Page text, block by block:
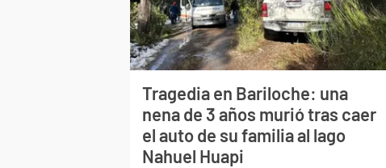
Tragedia en Bariloche: una
nena de 3 años murió tras caer
el auto de su familia al lago
Nahuel Huapi